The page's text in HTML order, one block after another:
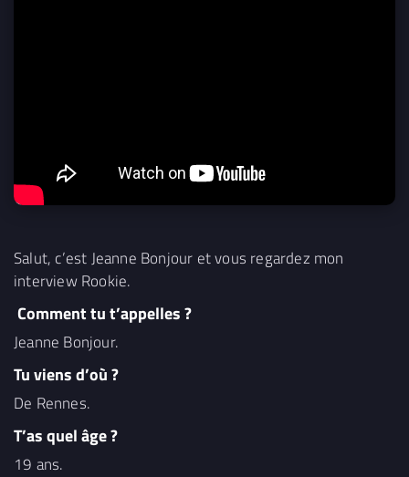
Salut, c’est Jeanne Bonjour et vous regardez mon
interview Rookie.
Comment tu t’appelles ?
Jeanne Bonjour.
Tu viens d’où ?
De Rennes.
T’as quel âge ?
19 ans.